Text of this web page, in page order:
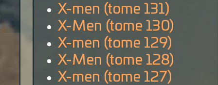
X-men (tome 131)
X-Men (tome 130)
X-men (tome 129)
X-Men (tome 128)
X-men (tome 127)